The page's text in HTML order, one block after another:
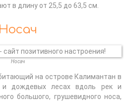
в длину от 25,5 до 63,5 см.
Носач
Носач
на острове Калимантан в
и дождевых лесах вдоль рек и
большого, грушевидного носа,